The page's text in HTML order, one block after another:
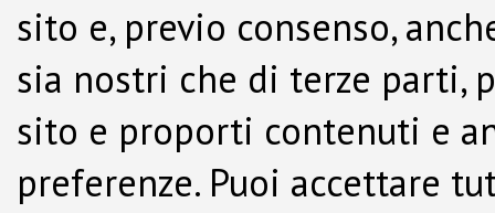
sito e, previo consenso,
sia nostri che di terze parti,
sito e proporti contenuti e
preferenze. Puoi accettare